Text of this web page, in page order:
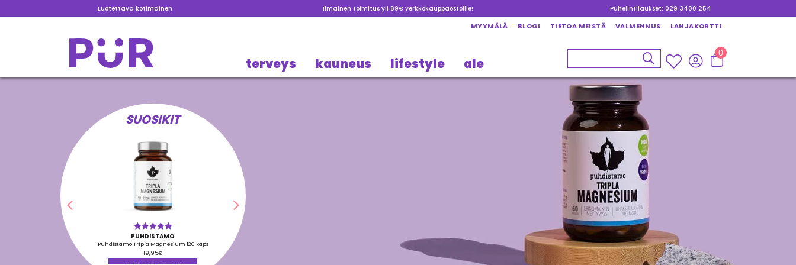
Luotettava kotimainen Ilmainen toimitus yli 89€ verkkokauppaostoille! Puhelintilaukset: 029 3400 254
MYYMÄLÄ BLOGI TIETOA MEISTÄ VALMENNUS LAHJAKORTTI
terveys kauneus lifestyle ale
0
SUOSIKIT
Arvostelu
tuotteesta:
5.00/ 5
PUHDISTAMO
Puhdistamo Tripla Magnesium 120 kaps
19,95€
Edellinen Seuraava